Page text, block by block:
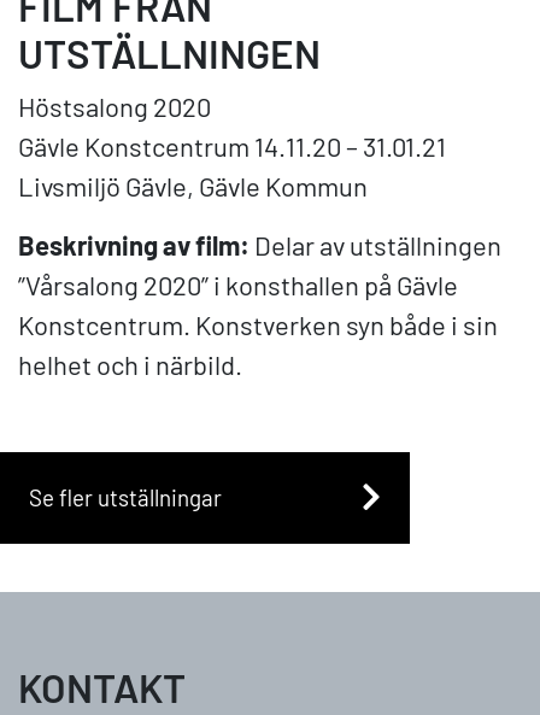
UTSTÄLLNINGEN
Höstsalong 2020
Gävle Konstcentrum 14.11.20 – 31.01.21
Livsmiljö Gävle, Gävle Kommun
Beskrivning av film: Delar av utställningen
”Vårsalong 2020” i konsthallen på Gävle
Konstcentrum. Konstverken syn både i sin
helhet och i närbild.
Se fler utställningar
KONTAKT